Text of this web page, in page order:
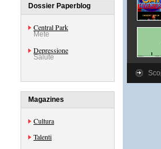
Dossier Paperblog
Central Park
Mete
Depressione
Salute
Magazines
Cultura
Talenti